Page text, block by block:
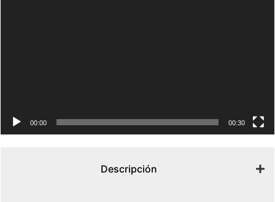
00:00 00:30
Descripción